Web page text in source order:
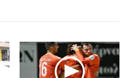
Αυτοκίνηση
Αφιερώματα
Πολιτική